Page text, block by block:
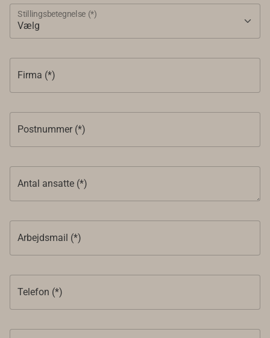
Stillingsbetegnelse (*)
Firma (*)
Postnummer (*)
Antal ansatte (*)
Arbejdsmail (*)
Telefon (*)